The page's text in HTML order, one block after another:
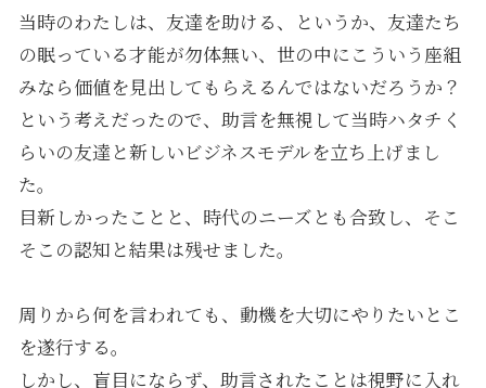
当時のわたしは、友達を助ける、というか、友達たち
の眠っている才能が勿体無い、世の中にこういう座組
みなら価値を見出してもらえるんではないだろうか？
という考えだったので、助言を無視して当時ハタチく
らいの友達と新しいビジネスモデルを立ち上げまし
た。
目新しかったことと、時代のニーズとも合致し、そこ
そこの認知と結果は残せました。
周りから何を言われても、動機を大切にやりたいとこ
を遂行する。
しかし、盲目にならず、助言されたことは視野に入れ